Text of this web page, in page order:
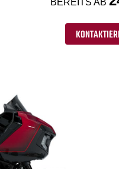
BEREITS AB